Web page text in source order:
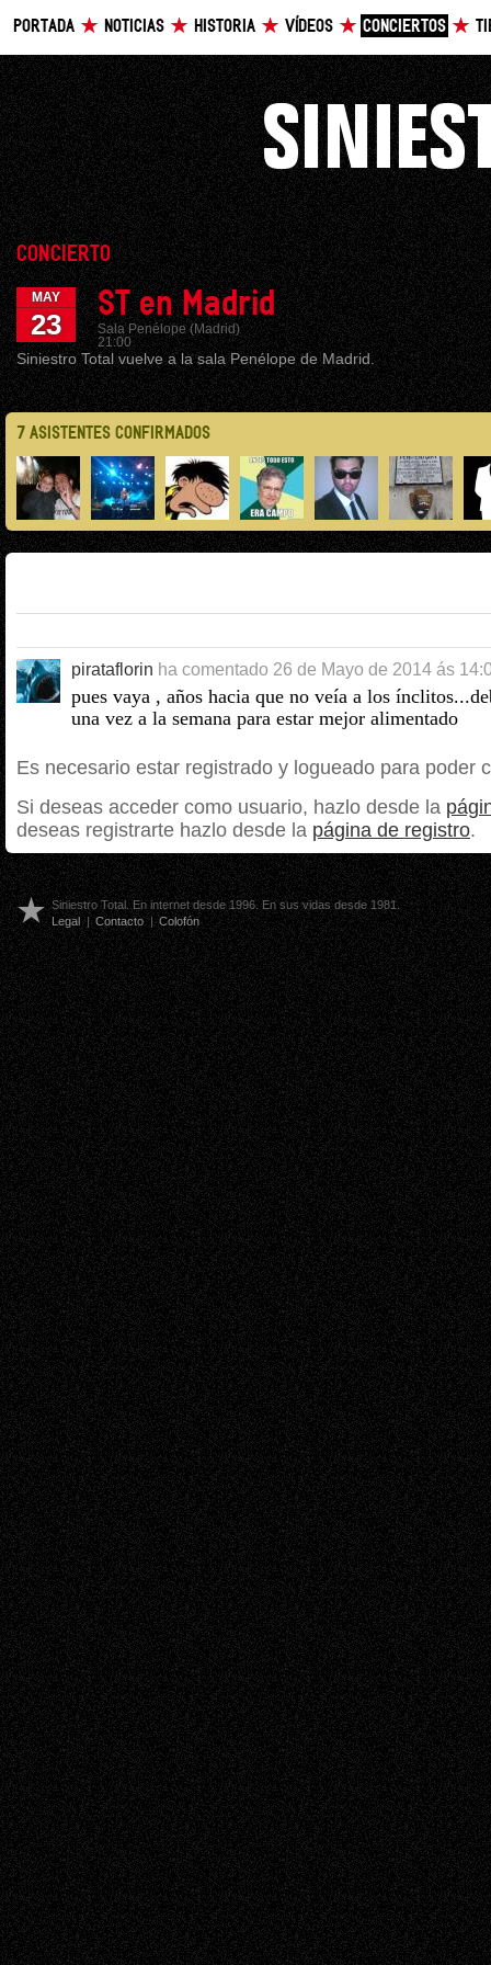
PORTADA NOTICIAS HISTORIA VÍDEOS CONCIERTOS
CONCIERTO
MAY
23
ST en Madrid
Sala Penélope (Madrid)
21:00
Siniestro Total vuelve a la sala Penélope de Madrid.
7 ASISTENTES CONFIRMADOS
pirataflorin ha comentado 26 de Mayo de 2014 ás
pues vaya , años hacia que no veía a los
una vez a la semana para estar mejor alimentado
Es necesario estar registrado y logueado para poder
Si deseas acceder como usuario, hazlo desde la
deseas registrarte hazlo desde la página de registro.
Siniestro Total. En internet desde 1996. En sus vidas desde 1981.
Legal | Contacto | Colofón